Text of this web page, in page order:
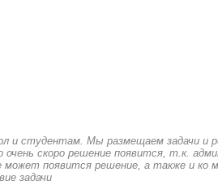
и студентам. Мы размещаем задачи и
скоро решение появится, т.к.
появится решение, а также и ко
задачи